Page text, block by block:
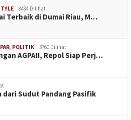
8484 Dilihat
Terbaik di Dumai Riau, M…
, POLITIK 3760 Dilihat
AGPAII, Repol Siap Perj…
dari Sudut Pandang Pasifik